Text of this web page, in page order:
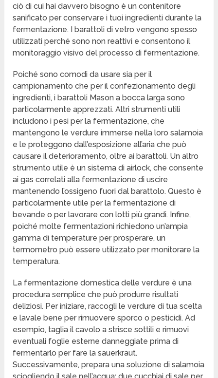
ciò di cui hai davvero bisogno è un contenitore
sanificato per conservare i tuoi ingredienti durante la
fermentazione. I barattoli di vetro vengono spesso
utilizzati perché sono non reattivi e consentono il
monitoraggio visivo del processo di fermentazione.
Poiché sono comodi da usare sia per il
campionamento che per il confezionamento degli
ingredienti, i barattoli Mason a bocca larga sono
particolarmente apprezzati. Altri strumenti utili
includono i pesi per la fermentazione, che
mantengono le verdure immerse nella loro salamoia
e le proteggono dall’esposizione all’aria che può
causare il deterioramento, oltre ai barattoli. Un altro
strumento utile è un sistema di airlock, che consente
ai gas correlati alla fermentazione di uscire
mantenendo l’ossigeno fuori dal barattolo. Questo è
particolarmente utile per la fermentazione di
bevande o per lavorare con lotti più grandi. Infine,
poiché molte fermentazioni richiedono un’ampia
gamma di temperature per prosperare, un
termometro può essere utilizzato per monitorare la
temperatura.
La fermentazione domestica delle verdure è una
procedura semplice che può produrre risultati
deliziosi. Per iniziare, raccogli le verdure di tua scelta
e lavale bene per rimuovere sporco o pesticidi. Ad
esempio, taglia il cavolo a strisce sottili e rimuovi
eventuali foglie esterne danneggiate prima di
fermentarlo per fare la sauerkraut.
Successivamente, prepara una soluzione di salamoia